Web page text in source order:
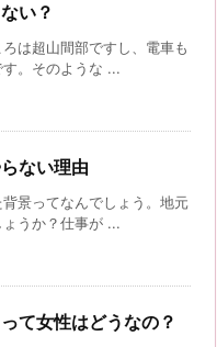
い？
は超山間部ですし、電車も
。そのような ...
ない理由
景ってなんでしょう。地元
うか？仕事が ...
て女性はどうなの？